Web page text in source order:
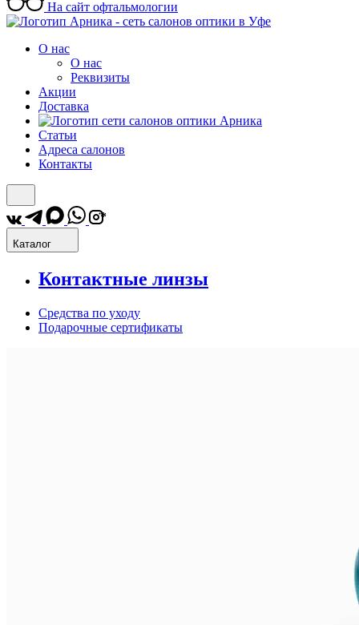
На сайт офтальмологии
О нас
О нас
Реквизиты
Акции
Доставка
Статьи
Адреса салонов
Контакты
*
Каталог
Контактные линзы
Средства по уходу
Подарочные сертификаты